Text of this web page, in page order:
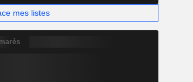
mes listes